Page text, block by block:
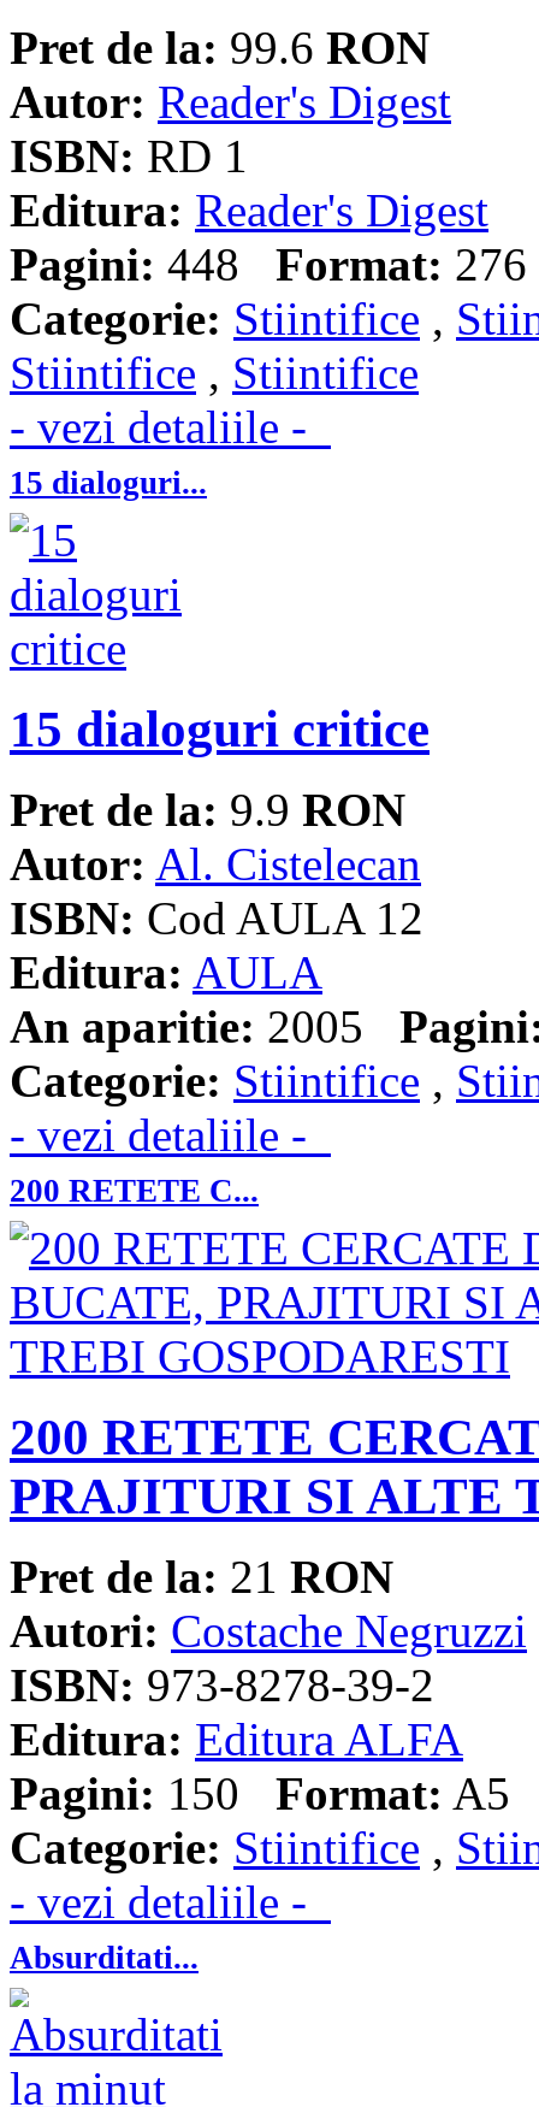
Pret de la: 99.6 RON
Autor: Reader's Digest
ISBN: RD 1
Editura: Reader's Digest
Pagini: 448 Format:
Categorie: Stiintifice ,
Stiintifice , Stiintifice
- vezi detaliile -
15 dialoguri...
15 dialoguri critice
Pret de la: 9.9 RON
Autor: Al. Cistelecan
ISBN: Cod AULA 12
Editura: AULA
An aparitie: 2005
Categorie: Stiintifice ,
- vezi detaliile -
200 RETETE C...
200 RETETE
PRAJITURI SI ALTE
Pret de la: 21 RON
Autori: Costache Negruzzi
ISBN: 973-8278-39-2
Editura: Editura ALFA
Pagini: 150 Format: A5
Categorie: Stiintifice ,
- vezi detaliile -
Absurditati...